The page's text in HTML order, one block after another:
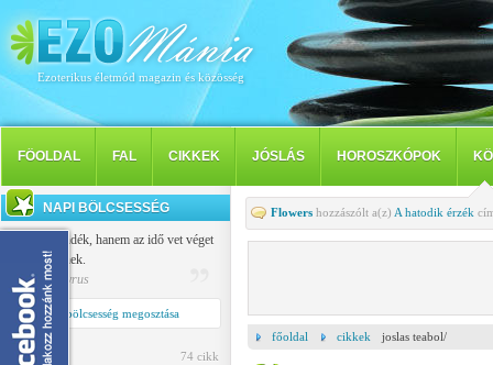
Ezoterikus életmód magazin és közösség
FÖOLDAL FAL CIKKEK JÓSLÁS HOROSZKÓPOK
NAPI BÖLCSESSÉG
Nem a szándék, hanem az idő vet véget
a szerelemnek.
Publilius Syrus
Napi bölcsesség megosztása
Jóslás 74 cikk
Flowers hozzászólt a(z) A hatodik érzék
főoldal cikkek joslas teabol/